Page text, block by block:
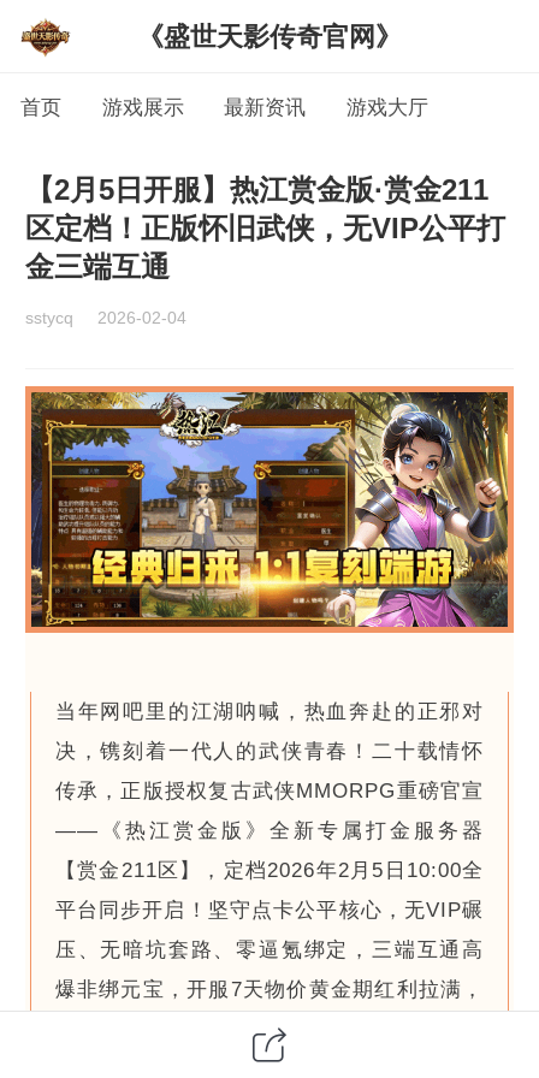
《盛世天影传奇官网》
首页 游戏展示 最新资讯 游戏大厅
【2月5日开服】热江赏金版·赏金211
区定档！正版怀旧武侠，无VIP公平打
金三端互通
sstycq 2026-02-04
当年网吧里的江湖呐喊，热血奔赴的正邪对
决，镌刻着一代人的武侠青春！二十载情怀
传承，正版授权复古武侠MMORPG重磅官宣
——《热江赏金版》全新专属打金服务器
【赏金211区】，定档2026年2月5日10:00全
平台同步开启！坚守点卡公平核心，无VIP碾
压、无暗坑套路、零逼氪绑定，三端互通高
爆非绑元宝，开服7天物价黄金期红利拉满，
复刻经典江湖场景与玩法，邀各位侠客重燃
武侠热血，既圆年少江湖梦，又享打金真收